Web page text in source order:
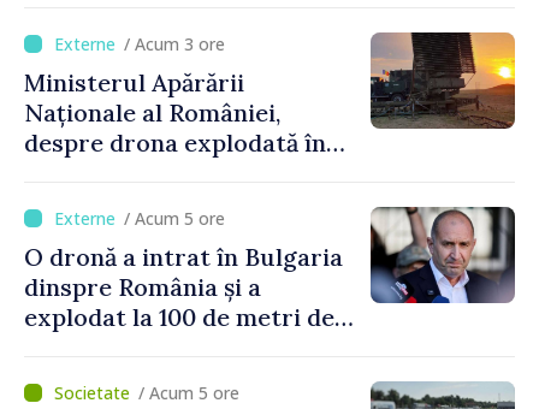
orășenesc a aprobat decizia
finală
/ Acum 3 ore
Ministerul Apărării
Naționale al României,
despre drona explodată în
nu au detectat niciun
vehicul aerian”
/ Acum 5 ore
O dronă a intrat în Bulgaria
dinspre România și a
explodat la 100 de metri de
/ Acum 5 ore